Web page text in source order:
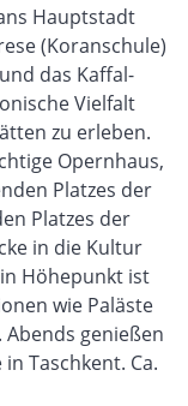
Hauptstadt
(Koranschule)
das Kaffal-
Vielfalt
zu erleben.
Opernhaus,
Platzes der
Platzes der
in die Kultur
Höhepunkt ist
wie Paläste
genießen
Taschkent. Ca.